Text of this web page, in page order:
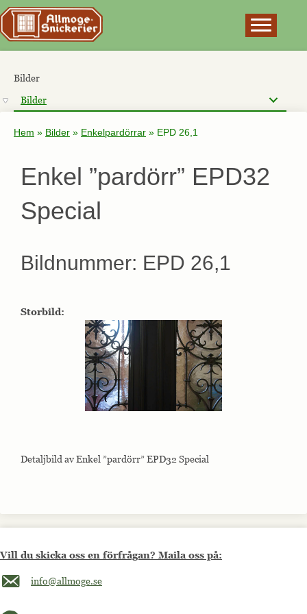
Bilder
Bilder
Hem » Bilder » Enkelpardörrar » EPD 26,1
Enkel ”pardörr” EPD32
Special
Bildnummer: EPD 26,1
Storbild:
Detaljbild av Enkel ”pardörr” EPD32 Special
Vill du skicka oss en förfrågan? Maila oss på:
Maila oss på info@allmoge.se
info@allmoge.se